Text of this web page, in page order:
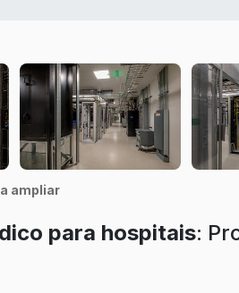
ampliar
para hospitais: